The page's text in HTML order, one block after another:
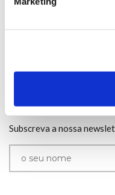
doenças.
newsletter.
Subscreva a nossa